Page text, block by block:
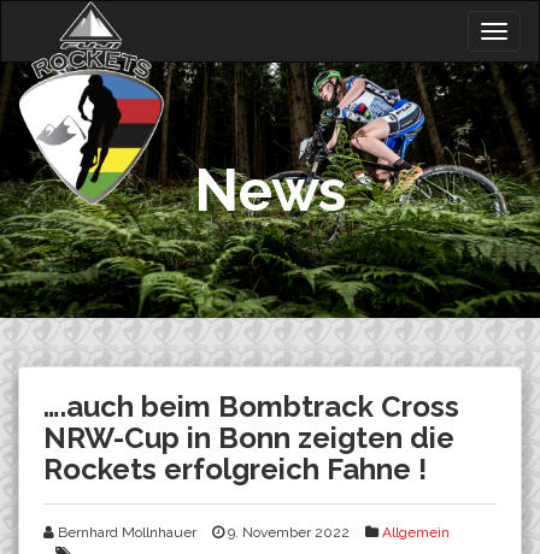
content
News
….auch beim Bombtrack Cross
NRW-Cup in Bonn zeigten die
Rockets erfolgreich Fahne !
Bernhard Mollnhauer 9. November 2022 Allgemein